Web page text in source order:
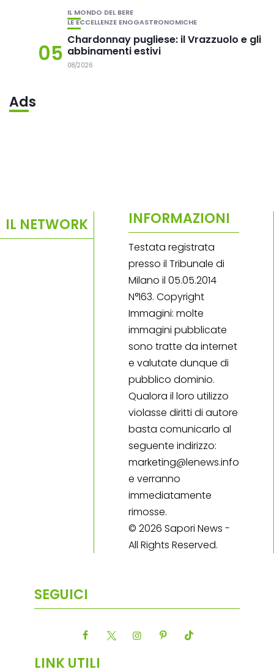
05
IL MONDO DEL BERE
LE ECCELLENZE ENOGASTRONOMICHE
Chardonnay pugliese: il Vrazzuolo e gli
abbinamenti estivi
08/2026
Ads
IL NETWORK INFORMAZIONI
Testata registrata
presso il Tribunale di
Milano il 05.05.2014
N°163. Copyright
Immagini: molte
immagini pubblicate
sono tratte da internet
e valutate dunque di
pubblico dominio.
Qualora il loro utilizzo
violasse diritti di autore
basta comunicarlo al
seguente indirizzo:
marketing@lenews.info
e verranno
immediatamente
rimosse.
© 2026 Sapori News -
All Rights Reserved.
SEGUICI
LINK UTILI